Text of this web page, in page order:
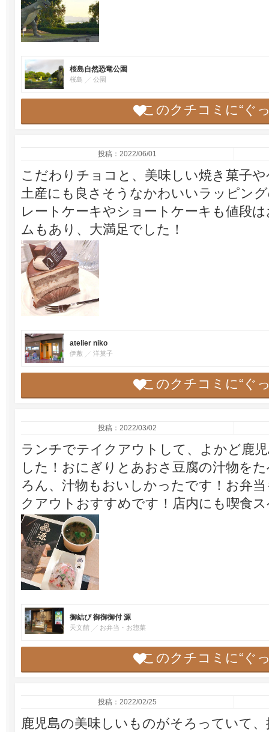
桜島自然恐竜公園
桜島 公園
このクチコミに“ぐ
投稿：2022/06/01
こだわりチョコと、美味しい焼き菓子
土産にも良さそうなかわいいラッピン
レートケーキやショートケーキも値段
ムもあり、大満足でした！
atelier niko
伊敷 洋菓子
このクチコミに“ぐ
投稿：2022/03/02
ランチでテイクアウトして、よかど鹿
した！おにぎりとあおさ豆腐の汁物を
ろん、汁物もおいしかったです！お弁
クアウトおすすめです！店内にも喫食
御結び 御御御付 源
天文館 お弁当・お惣菜
このクチコミに“ぐ
投稿：2022/02/25
鹿児島の美味しいものがそろっていて